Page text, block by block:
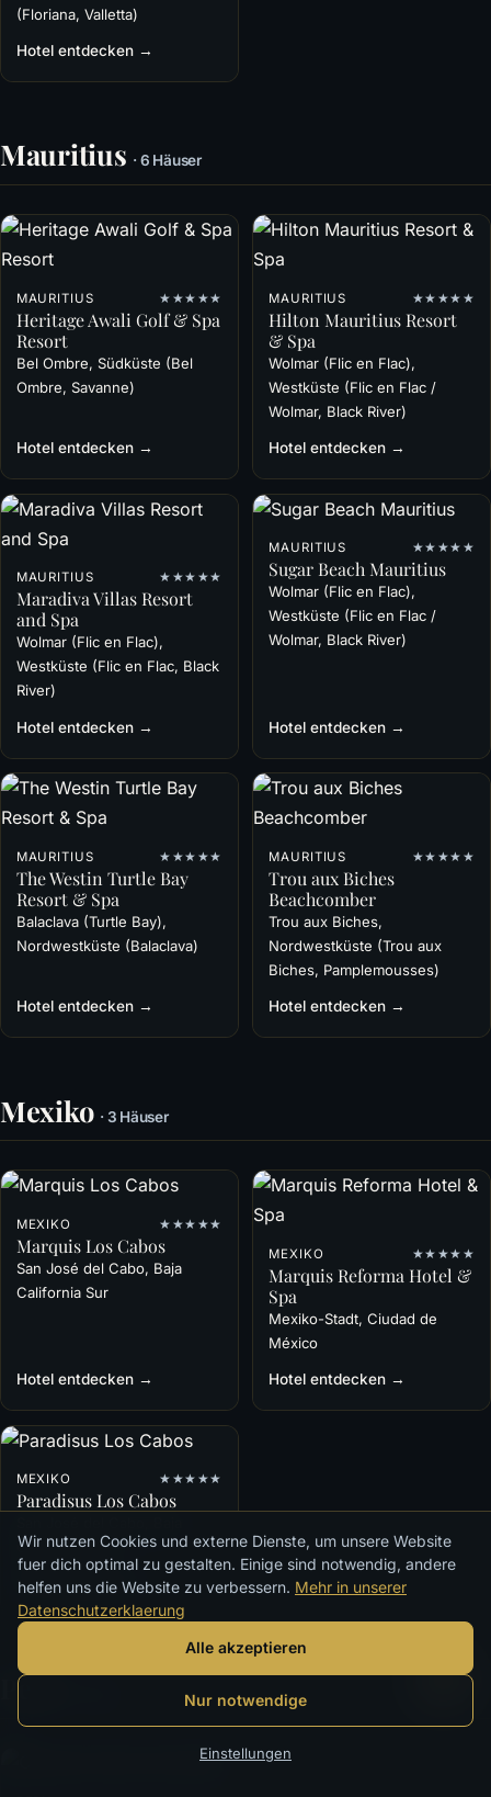
(Floriana, Valletta)
Hotel entdecken →
Mauritius · 6 Häuser
MAURITIUS ★★★★★
Heritage Awali Golf & Spa
Resort
Bel Ombre, Südküste (Bel
Ombre, Savanne)
Hotel entdecken →
MAURITIUS ★★★★★
Hilton Mauritius Resort
& Spa
Wolmar (Flic en Flac),
Westküste (Flic en Flac /
Wolmar, Black River)
Hotel entdecken →
MAURITIUS ★★★★★
Maradiva Villas Resort
and Spa
Wolmar (Flic en Flac),
Westküste (Flic en Flac, Black
River)
Hotel entdecken →
MAURITIUS ★★★★★
Sugar Beach Mauritius
Wolmar (Flic en Flac),
Westküste (Flic en Flac /
Wolmar, Black River)
Hotel entdecken →
MAURITIUS ★★★★★
The Westin Turtle Bay
Resort & Spa
Balaclava (Turtle Bay),
Nordwestküste (Balaclava)
Hotel entdecken →
MAURITIUS ★★★★★
Trou aux Biches
Beachcomber
Trou aux Biches,
Nordwestküste (Trou aux
Biches, Pamplemousses)
Hotel entdecken →
Mexiko · 3 Häuser
MEXIKO ★★★★★
Marquis Los Cabos
San José del Cabo, Baja
California Sur
Hotel entdecken →
MEXIKO ★★★★★
Marquis Reforma Hotel &
Spa
Mexiko-Stadt, Ciudad de
México
Hotel entdecken →
MEXIKO ★★★★★
Paradisus Los Cabos
California Sur
Hotel entdecken →
Peru
Wir nutzen Cookies und externe Dienste, um unsere Website
fuer dich optimal zu gestalten. Einige sind notwendig, andere
helfen uns die Website zu verbessern. Mehr in unserer
Datenschutzerklaerung
Alle akzeptieren
Nur notwendige
Einstellungen